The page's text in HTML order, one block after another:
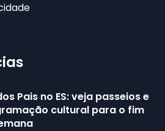
Pais no ES: veja passeios e
cultural para o fim